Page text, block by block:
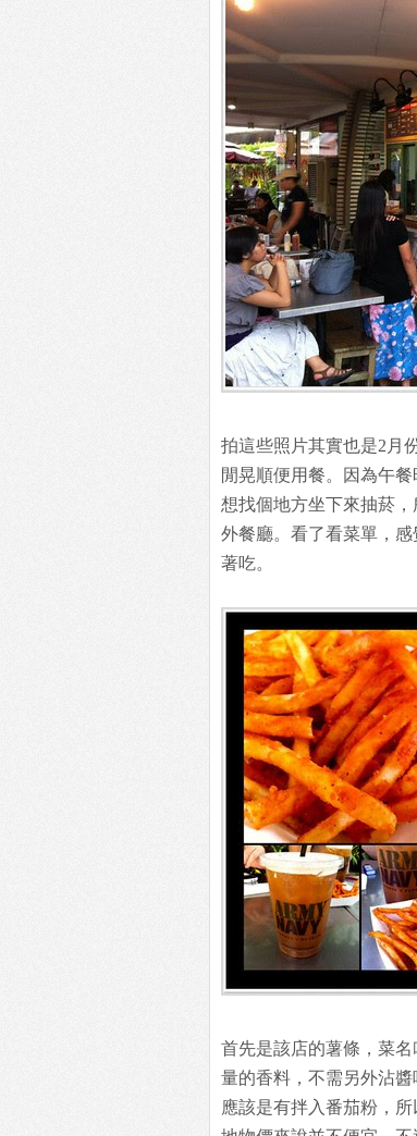
拍這些照片其實也是2月
閒晃順便用餐。因為午
想找個地方坐下來抽菸
外餐廳。看了看菜單，
著吃。
首先是該店的薯條，菜
量的香料，不需另外沾
應該是有拌入番茄粉，